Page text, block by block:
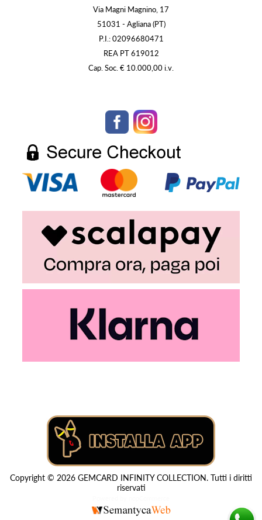
Via Magni Magnino, 17
51031 - Agliana (PT)
P.I.: 02096680471
REA PT 619012
Cap. Soc. € 10.000,00 i.v.
Copyright © 2026 GEMCARD INFINITY COLLECTION. Tutti i diritti
riservati